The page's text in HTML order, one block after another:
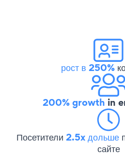
рост в 250%
200% growth in
Посетители 2.5x дольше
сайте